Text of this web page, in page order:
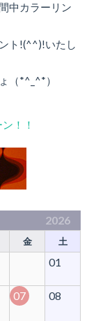
中カラーリン
ト!(^^)!いたし
（*^_^*）
！！
2026
金 土
01
07 08